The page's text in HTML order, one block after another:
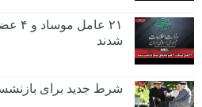
۲۱
شدند
شرط جدید برای